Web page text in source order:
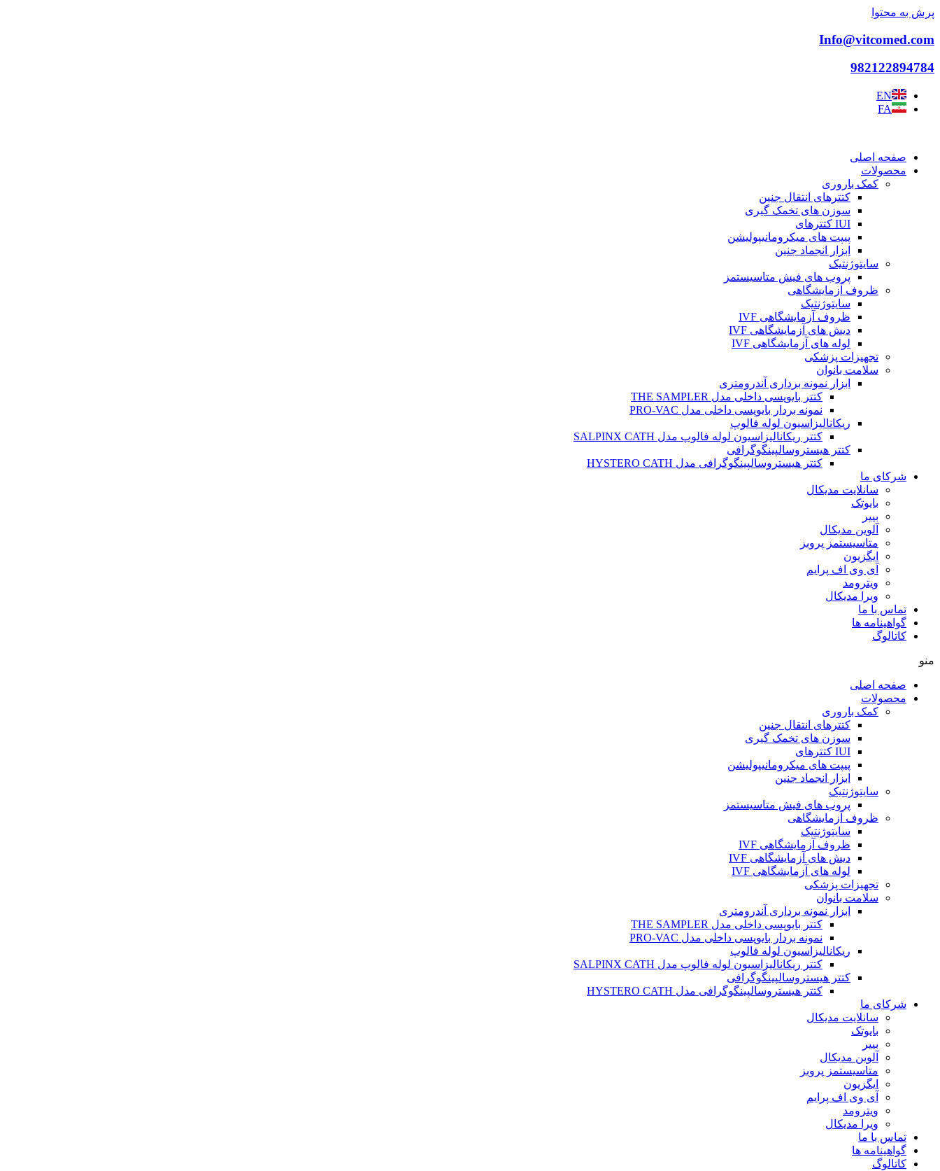
پرش به محتوا
Info@vitcomed.com
982122894784
EN
FA
صفحه اصلی
محصولات
کمک باروری
کتترهای انتقال جنین
سوزن های تخمک گیری
IUI کتترهای
پیپت های میکرومانیپولیشن
ابزار انجماد جنین
سایتوژنتیک
پروب های فیش متاسیستمز
ظروف آزمایشگاهی
سایتوژنتیک
ظروف آزمایشگاهی IVF
دیش های آزمایشگاهی IVF
لوله های آزمایشگاهی IVF
تجهیزات پزشکی
سلامت بانوان
ابزار نمونه برداری آندرومتری
کتتر بایوپسی داخلی مدل THE SAMPLER
نمونه بردار بایوپسی داخلی مدل PRO-VAC
ریکانالیزاسیون لوله فالوپ
کتتر ریکانالیزاسیون لوله فالوپ مدل SALPINX CATH
کتتر هیستروسالپینگوگرافی
کتتر هیستروسالپینگوگرافی مدل HYSTERO CATH
شرکای ما
سانلایت مدیکال
بایوتک
بییر
آلوین مدیکال
متاسیستمز پروبز
ایگزیون
آی وی اف پرایم
ویترومد
ویرا مدیکال
تماس با ما
گواهینامه ها
کاتالوگ
منو
صفحه اصلی
محصولات
کمک باروری
کتترهای انتقال جنین
سوزن های تخمک گیری
IUI کتترهای
پیپت های میکرومانیپولیشن
ابزار انجماد جنین
سایتوژنتیک
پروب های فیش متاسیستمز
ظروف آزمایشگاهی
سایتوژنتیک
ظروف آزمایشگاهی IVF
دیش های آزمایشگاهی IVF
لوله های آزمایشگاهی IVF
تجهیزات پزشکی
سلامت بانوان
ابزار نمونه برداری آندرومتری
کتتر بایوپسی داخلی مدل THE SAMPLER
نمونه بردار بایوپسی داخلی مدل PRO-VAC
ریکانالیزاسیون لوله فالوپ
کتتر ریکانالیزاسیون لوله فالوپ مدل SALPINX CATH
کتتر هیستروسالپینگوگرافی
کتتر هیستروسالپینگوگرافی مدل HYSTERO CATH
شرکای ما
سانلایت مدیکال
بایوتک
بییر
آلوین مدیکال
متاسیستمز پروبز
ایگزیون
آی وی اف پرایم
ویترومد
ویرا مدیکال
تماس با ما
گواهینامه ها
کاتالوگ